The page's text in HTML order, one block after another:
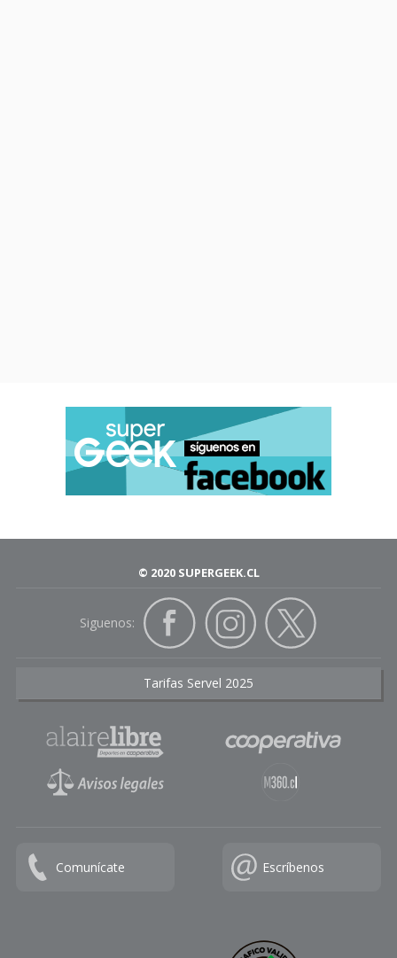
© 2020 SUPERGEEK.CL
Siguenos:
Tarifas Servel 2025
Comunícate Escríbenos